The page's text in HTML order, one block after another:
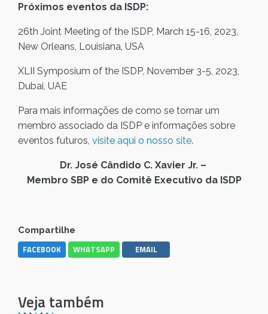
Próximos eventos da ISDP:
26th Joint Meeting of the ISDP, March 15-16, 2023,
New Orleans, Louisiana, USA
XLII Symposium of the ISDP, November 3-5, 2023,
Dubai, UAE
Para mais informações de como se tornar um
membro associado da ISDP e informações sobre
eventos futuros, visite aqui o nosso site.
Dr. José Cândido C. Xavier Jr. –
Membro SBP e do Comitê Executivo da ISDP
Compartilhe
FACEBOOK WHATSAPP EMAIL
Veja também